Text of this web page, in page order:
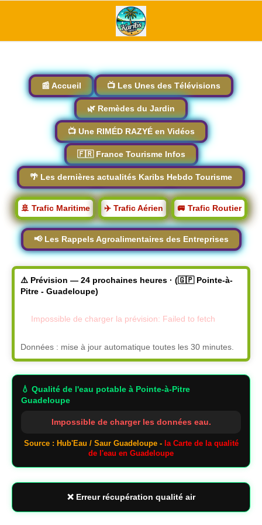
📰 Accueil 📺 Les Unes des Télévisions
🌿 Remèdes du Jardin
📺 Une RIMÉD RAZYÉ en Vidéos
🇫🇷 France Tourisme Infos
🌴 Les dernières actualités Karibs Hebdo Tourisme
🚢 Trafic Maritime ✈️ Trafic Aérien 🚐 Trafic Routier
📢 Les Rappels Agroalimentaires des Entreprises
⚠️ Prévision — 24 prochaines heures · (🇬🇵 Pointe-à-
Pitre - Guadeloupe)
Impossible de charger la prévision: Failed to fetch
Données : mise à jour automatique toutes les 30 minutes.
💧 Qualité de l'eau potable à Pointe-à-Pitre
Guadeloupe
Impossible de charger les données eau.
Source : Hub'Eau / Saur Guadeloupe - la Carte de la qualité
de l'eau en Guadeloupe
❌ Erreur récupération qualité air